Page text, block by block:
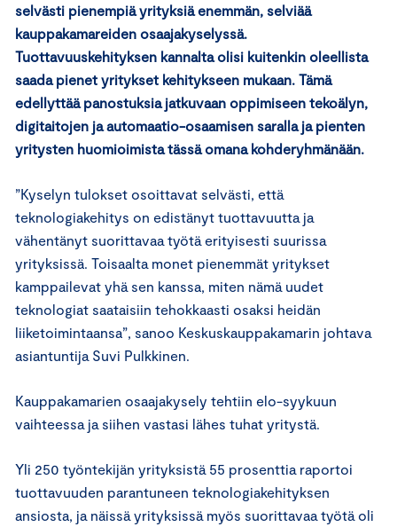
selvästi pienempiä yrityksiä enemmän, selviää
kauppakamareiden osaajakyselyssä.
Tuottavuuskehityksen kannalta olisi kuitenkin oleellista
saada pienet yritykset kehitykseen mukaan. Tämä
edellyttää panostuksia jatkuvaan oppimiseen tekoälyn,
digitaitojen ja automaatio-osaamisen saralla ja pienten
yritysten huomioimista tässä omana kohderyhmänään.
”Kyselyn tulokset osoittavat selvästi, että
teknologiakehitys on edistänyt tuottavuutta ja
vähentänyt suorittavaa työtä erityisesti suurissa
yrityksissä. Toisaalta monet pienemmät yritykset
kamppailevat yhä sen kanssa, miten nämä uudet
teknologiat saataisiin tehokkaasti osaksi heidän
liiketoimintaansa”, sanoo Keskuskauppakamarin johtava
asiantuntija Suvi Pulkkinen.
Kauppakamarien osaajakysely tehtiin elo-syykuun
vaihteessa ja siihen vastasi lähes tuhat yritystä.
Yli 250 työntekijän yrityksistä 55 prosenttia raportoi
tuottavuuden parantuneen teknologiakehityksen
ansiosta, ja näissä yrityksissä myös suorittavaa työtä oli